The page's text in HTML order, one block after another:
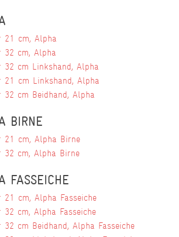
21 cm, Alpha
32 cm, Alpha
32 cm Linkshand, Alpha
21 cm Linkshand, Alpha
32 cm Beidhand, Alpha
BIRNE
21 cm, Alpha Birne
32 cm, Alpha Birne
FASSEICHE
21 cm, Alpha Fasseiche
32 cm, Alpha Fasseiche
32 cm Beidhand, Alpha Fasseiche